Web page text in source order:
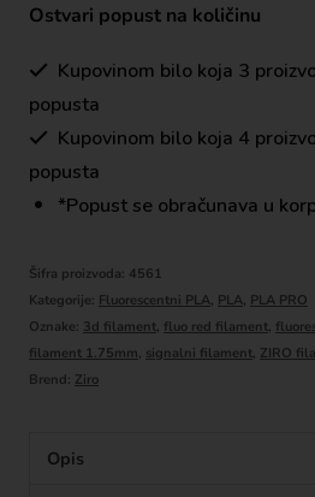
Ostvari popust na količinu
Kupovinom bilo koja 3
popusta
Kupovinom bilo koja 4
popusta
*Popust se obračunava u
Šifra proizvoda: 4561
Kategorije: Fluorescentni PLA, PLA, PLA PRO
Oznake: 3d filament, fluo red filament,
filament 1.75mm, signalni filament, ZIRO
Brend: Ziro
Opis